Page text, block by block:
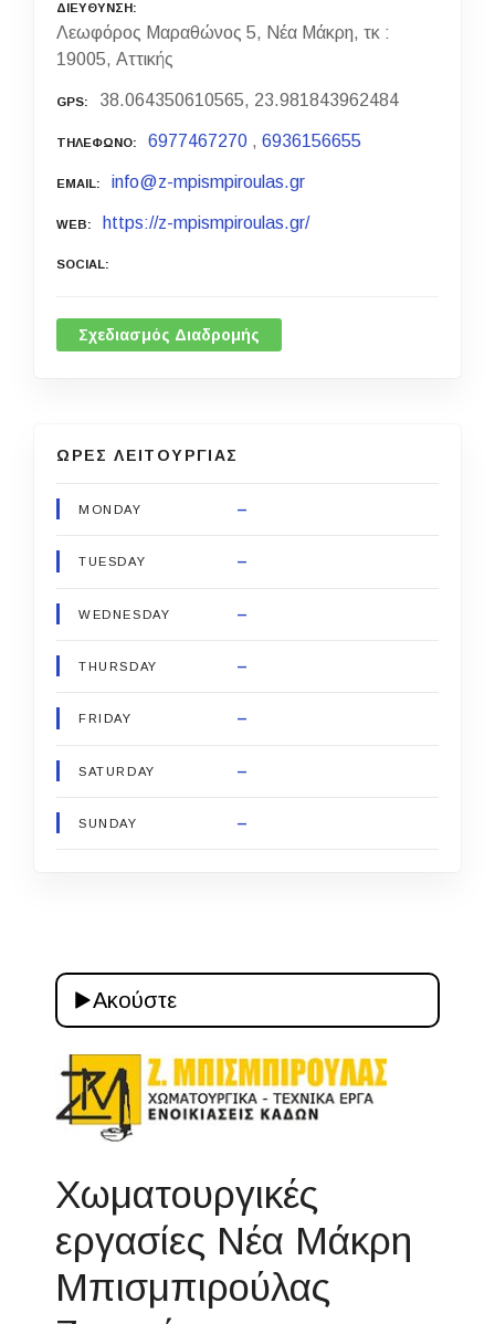
ΔΙΕΥΘΥΝΣΗ
Λεωφόρος Μαραθώνος 5, Νέα Μάκρη, τκ :
19005, Αττικής
GPS 38.064350610565, 23.981843962484
ΤΗΛΕΦΩΝΟ 6977467270 ,6936156655
EMAIL info@z-mpismpiroulas.gr
WEB https://z-mpismpiroulas.gr/
SOCIAL
Σχεδιασμός Διαδρομής
ΩΡΕΣ ΛΕΙΤΟΥΡΓΙΑΣ
MONDAY –
TUESDAY –
WEDNESDAY –
THURSDAY –
FRIDAY –
SATURDAY –
SUNDAY –
Ακούστε
Χωματουργικές
εργασίες Νέα Μάκρη
Μπισμπιρούλας